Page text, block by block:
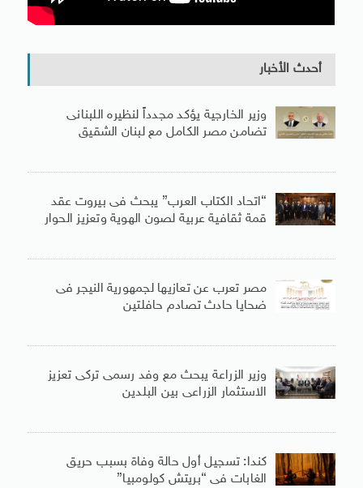
أحدث الأخبار
وزير الخارجية يؤكد مجدداً لنظيره اللبنانى
تضامن مصر الكامل مع لبنان الشقيق
“اتحاد الكتاب العرب” يبحث فى بيروت عقد
قمة ثقافية عربية لصون الهوية وتعزيز الحوار
مصر تعرب عن تعازيها لجمهورية النيجر فى
ضحايا حادث تصادم حافلتين
وزير الزراعة يبحث مع وفد رسمى تركى تعزيز
الاستثمار الزراعى بين البلدين
كندا: تسجيل أول حالة وفاة بسبب حريق
الغابات فى “بريتش كولومبيا”